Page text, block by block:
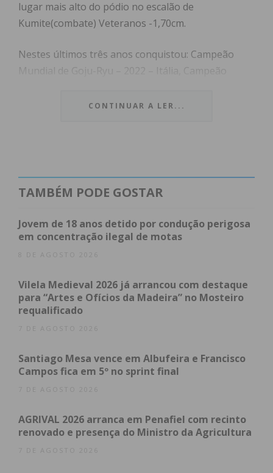
lugar mais alto do pódio no escalão de
Kumite(combate) Veteranos -1,70cm.
Nestes últimos três anos conquistou: Campeão
Mundial de Goju-Ryu – 2022 – Itália, Campeão
2023 – Bélgica, Campeão Mundial de Goju-Ryu –
Subscreva a newsletter do
Imediato
Assine nossa newsletter por e-mail e
obtenha de forma regular a informação
condições
CONTINUAR A LER...
TAMBÉM PODE GOSTAR
Jovem de 18 anos detido por condução perigosa
em concentração ilegal de motas
8 DE AGOSTO 2026
Vilela Medieval 2026 já arrancou com destaque
para “Artes e Ofícios da Madeira” no Mosteiro
requalificado
7 DE AGOSTO 2026
Santiago Mesa vence em Albufeira e Francisco
Campos fica em 5º no sprint final
7 DE AGOSTO 2026
AGRIVAL 2026 arranca em Penafiel com recinto
renovado e presença do Ministro da Agricultura
7 DE AGOSTO 2026